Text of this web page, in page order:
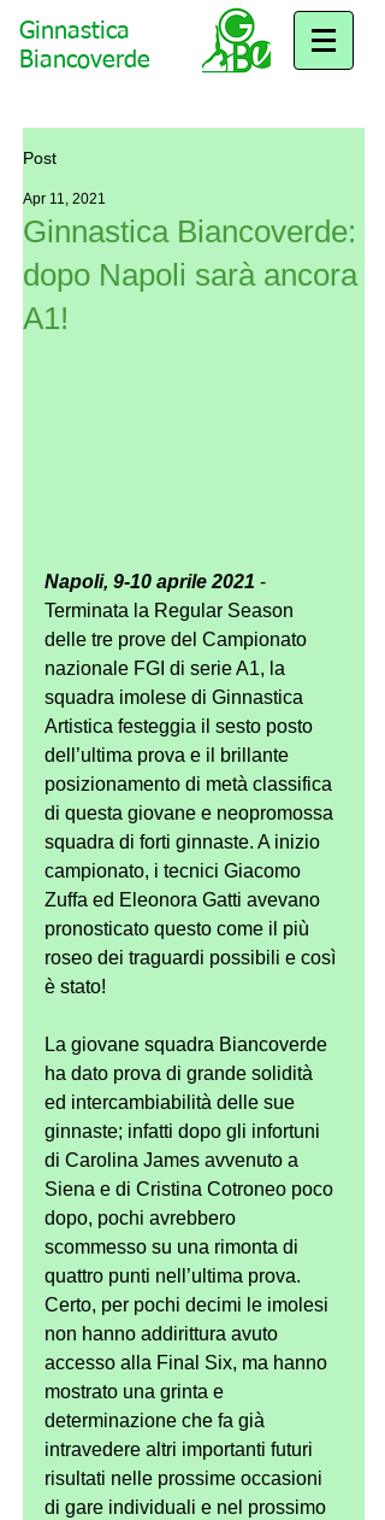
Ginnastica
Biancoverde
Post
Ginnastica Biancoverde:
dopo Napoli sarà ancora
A1!
Apr 11, 2021
Napoli, 9-10 aprile 2021 -
Terminata la Regular Season
delle tre prove del Campionato
nazionale FGI di serie A1, la
squadra imolese di Ginnastica
Artistica festeggia il sesto posto
dell’ultima prova e il brillante
posizionamento di metà classifica
di questa giovane e neopromossa
squadra di forti ginnaste. A inizio
campionato, i tecnici Giacomo
Zuffa ed Eleonora Gatti avevano
pronosticato questo come il più
roseo dei traguardi possibili e così
è stato!
La giovane squadra Biancoverde
ha dato prova di grande solidità
ed intercambiabilità delle sue
ginnaste; infatti dopo gli infortuni
di Carolina James avvenuto a
Siena e di Cristina Cotroneo poco
dopo, pochi avrebbero
scommesso su una rimonta di
quattro punti nell’ultima prova.
Certo, per pochi decimi le imolesi
non hanno addirittura avuto
accesso alla Final Six, ma hanno
mostrato una grinta e
determinazione che fa già
intravedere altri importanti futuri
risultati nelle prossime occasioni
di gare individuali e nel prossimo